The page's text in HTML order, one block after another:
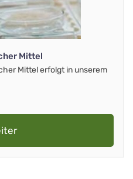
Mittel
Mittel erfolgt in unserem